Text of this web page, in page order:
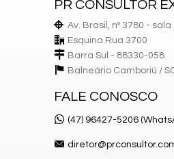
PR CONSULTOR
Av. Brasil, nº 3780 - sala
Esquina Rua 3700
Barra Sul - 88330-058
Balneário Camboriú /
FALE CONOSCO
(47) 96427-5206